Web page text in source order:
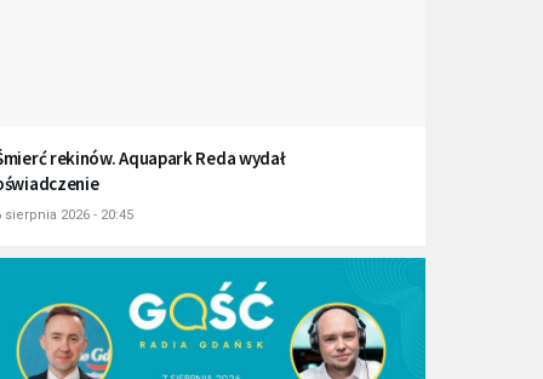
rekinów. Aquapark Reda wydał
sierpnia 2026 - 20:45